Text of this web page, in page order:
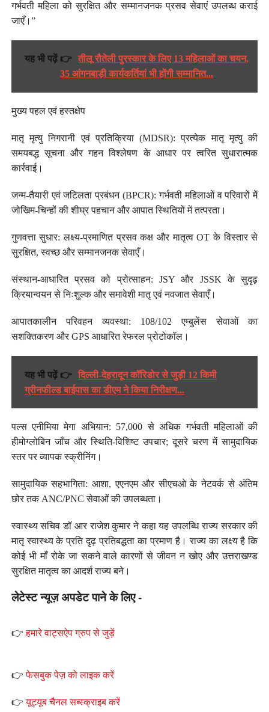
गर्भवती महिला को सुरक्षित और सम्मानजनक प्रसव सेवाएं उपलब्ध कराई
जाएँ।”
यह भी पढ़ें 👉
तीलू रौतेली पुरस्कार के लिए 13 महिलाओं का चयन,
35 आंगनबाड़ी कार्यकर्तियां भी होंगी सम्मानित...
मुख्य पहल एवं हस्तक्षेप
मातृ मृत्यु निगरानी एवं प्रतिक्रिया (MDSR): प्रत्येक मातृ मृत्यु की
समयबद्ध सूचना और गहन विश्लेषण के आधार पर त्वरित सुधारात्मक
कार्रवाई।
जन्म-तैयारी एवं जटिलता प्रबंधन (BPCR): गर्भवती महिलाओं व परिवारों में
जोखिम-चिन्हों की शीघ्र पहचान और आपात स्थितियों में तत्परता।
गुणवत्ता सुधार: लक्ष्य-प्रमाणित प्रसव कक्ष और मातृत्व OT के विस्तार से
सुरक्षित, स्वच्छ और सम्मानजनक सेवाएँ।
संस्थान-आधारित प्रसव को प्रोत्साहन: JSY और JSSK के सुदृढ़
क्रियान्वयन से निःशुल्क और समावेशी मातृ एवं नवजात सेवाएँ।
आपातकालीन परिवहन व्यवस्था: 108/102 एम्बुलेंस सेवाओं का
सशक्तिकरण और GPS आधारित रेफरल प्रोटोकॉल।
यह भी पढ़ें 👉 दिल्ली-देहरादून कॉरिडोर से जुड़ी 12 किमी
ग्रीनफील्ड बाईपास का डीएम ने किया निरीक्षण...
पल्स एनीमिया मेगा अभियान: 57,000 से अधिक गर्भवती महिलाओं की
हीमोग्लोबिन जाँच और स्थिति-विशिष्ट उपचार; दूसरे चरण में सामुदायिक
स्तर पर व्यापक स्क्रीनिंग।
सामुदायिक सहभागिता: आशा, एएनएम और सीएचओ के नेटवर्क से अंतिम
छोर तक ANC/PNC सेवाओं की उपलब्धता।
स्वास्थ्य सचिव डॉ आर राजेश कुमार ने कहा यह उपलब्धि राज्य सरकार की
मातृ स्वास्थ्य के प्रति दृढ़ प्रतिबद्धता का प्रमाण है। राज्य का लक्ष्य है कि
कोई भी माँ रोके जा सकने वाले कारणों से जीवन न खोए और उत्तराखण्ड
सुरक्षित मातृत्व का आदर्श राज्य बने।
लेटेस्ट न्यूज़ अपडेट पाने के लिए -
👉हमारे वाट्सऐप ग्रुप से जुड़ें
👉फेसबुक पेज़ को लाइक करें
👉यूट्यूब चैनल सब्स्क्राइब करें